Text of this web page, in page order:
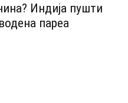
Индија пушти
пареа